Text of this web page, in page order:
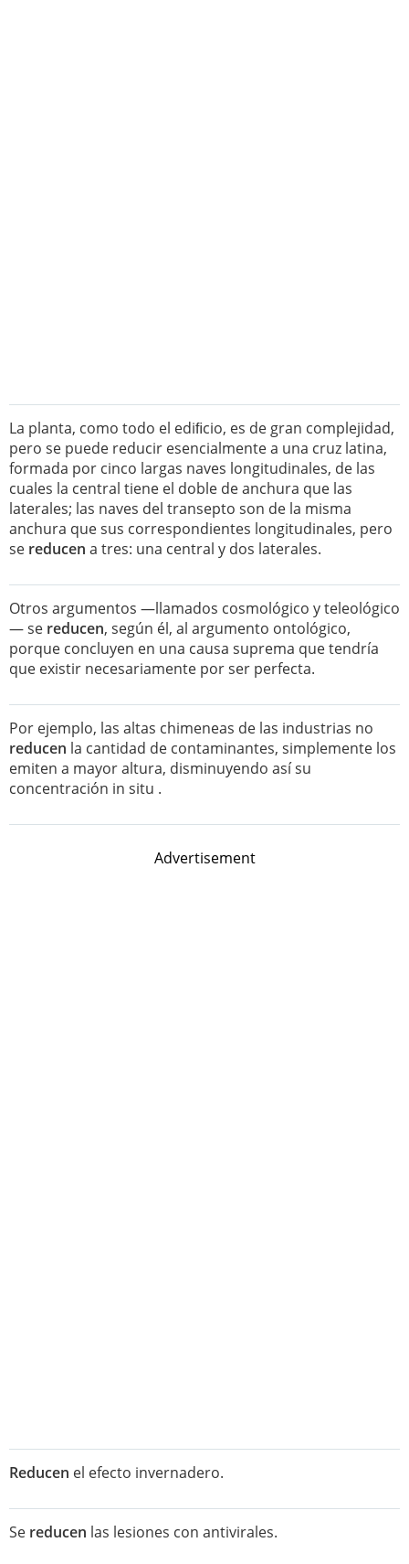
La planta, como todo el ediﬁcio, es de gran complejidad,
pero se puede reducir esencialmente a una cruz latina,
formada por cinco largas naves longitudinales, de las
cuales la central tiene el doble de anchura que las
laterales; las naves del transepto son de la misma
anchura que sus correspondientes longitudinales, pero
se reducen a tres: una central y dos laterales.
Otros argumentos —llamados cosmológico y teleológico
— se reducen, según él, al argumento ontológico,
porque concluyen en una causa suprema que tendría
que existir necesariamente por ser perfecta.
Por ejemplo, las altas chimeneas de las industrias no
reducen la cantidad de contaminantes, simplemente los
emiten a mayor altura, disminuyendo así su
concentración in situ .
Advertisement
Reducen el efecto invernadero.
Se reducen las lesiones con antivirales.